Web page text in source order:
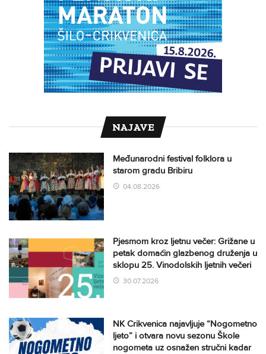
NAJAVE
Međunarodni festival folklora u
starom gradu Bribiru
04.08.2026
Pjesmom kroz ljetnu večer: Grižane u
petak domaćin glazbenog druženja u
sklopu 25. Vinodolskih ljetnih večeri
30.07.2026
NK Crikvenica najavljuje “Nogometno
ljeto” i otvara novu sezonu Škole
nogometa uz osnažen stručni kadar